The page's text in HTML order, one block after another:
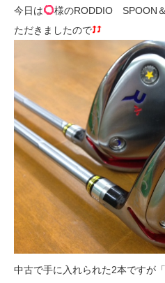
今日は
様のRODDIO SPOON
ただきましたので
中古で手に入れられた2本ですが